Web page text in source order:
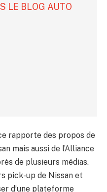
LE BLOG AUTO
rapporte des propos de
mais aussi de l’Alliance
de plusieurs médias.
pick-up de Nissan et
d’une plateforme